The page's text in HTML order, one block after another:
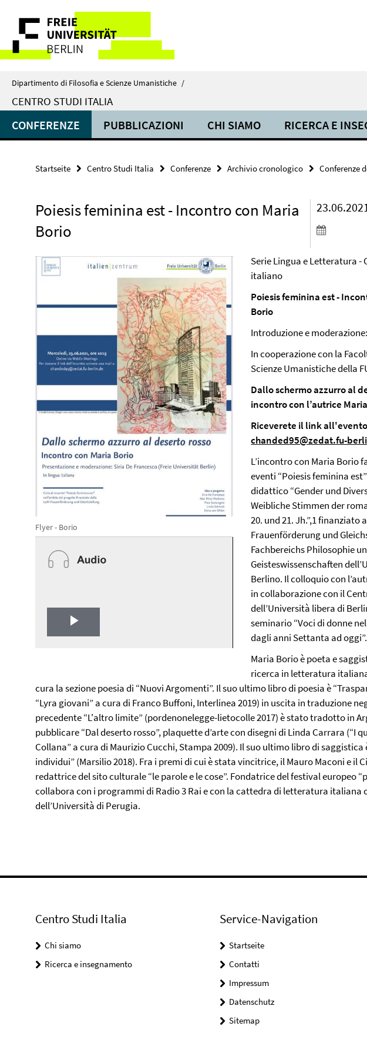
direkt
Inhalt
Service-
Navigation
Dipartimento di Filosofia e Scienze Umanistiche /
CENTRO STUDI ITALIA
CONFERENZE PUBBLICAZIONI CHI SIAMO RICERCA E
Startseite Centro Studi Italia Conferenze Archivio cronologico Conferenze
Poiesis feminina est - Incontro con Maria
Borio
Flyer - Borio
Play
Serie Lingua e Letteratura -
italiano
Poiesis feminina est -
Borio
Introduzione e
In cooperazione con la
Scienze Umanistiche della
Dallo schermo azzurro al
incontro con l’autrice
Riceverete il link
chanded95@zedat.fu-
L’incontro con Maria Borio
eventi “Poiesis feminina
didattico “Gender und
Weibliche Stimmen der
20. und 21. Jh.”,1 finanziato
Frauenförderung und
Fachbereichs Philosophie
Geisteswissenschaften
Berlino. Il colloquio con
in collaborazione con il
dell’Università libera di
seminario “Voci di donne
dagli anni Settanta ad oggi”.
Maria Borio è poeta e
ricerca in letteratura
cura la sezione poesia di “Nuovi Argomenti”. Il suo ultimo libro di poesia è
“Lyra giovani” a cura di Franco Buffoni, Interlinea 2019) in uscita in traduzione
precedente “L'altro limite” (pordenonelegge-lietocolle 2017) è stato tradotto in
pubblicare “Dal deserto rosso”, plaquette d’arte con disegni di Linda Carrara (“I
Collana” a cura di Maurizio Cucchi, Stampa 2009). Il suo ultimo libro di saggistica
individui” (Marsilio 2018). Fra i premi di cui è stata vincitrice, il Mauro Maconi e il
redattrice del sito culturale “le parole e le cose”. Fondatrice del festival europeo
collabora con i programmi di Radio 3 Rai e con la cattedra di letteratura italiana
dell’Università di Perugia.
Centro Studi Italia
Chi siamo
Ricerca e insegnamento
Service-Navigation
Startseite
Contatti
Impressum
Datenschutz
Sitemap